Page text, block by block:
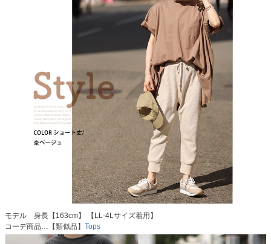
モデル 身長【163cm】 【LL-4Lサイズ着用】
コーデ商品…【類似品】 Tops